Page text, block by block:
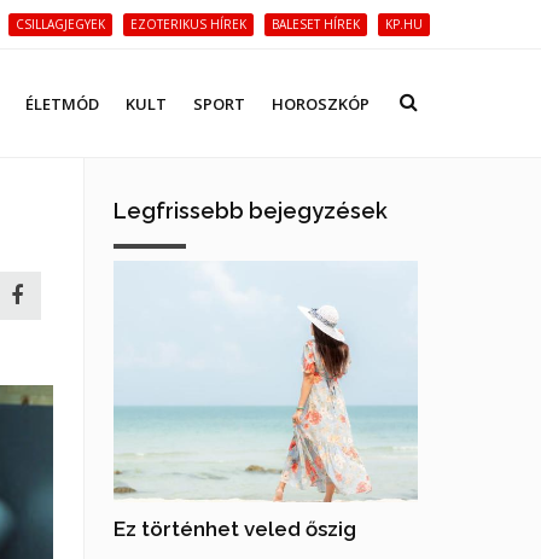
CSILLAGJEGYEK EZOTERIKUS HÍREK BALESET HÍREK KP.HU
ÉLETMÓD KULT SPORT HOROSZKÓP
Legfrissebb bejegyzések
Ez történhet veled őszig